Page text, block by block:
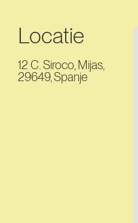
Locatie
12 C. Siroco, Mijas,
29649, Spanje